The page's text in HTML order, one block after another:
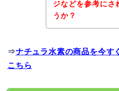
ジなどを参考にさ
うか？
⇒ナチュラ水素の商品を今す
こちら